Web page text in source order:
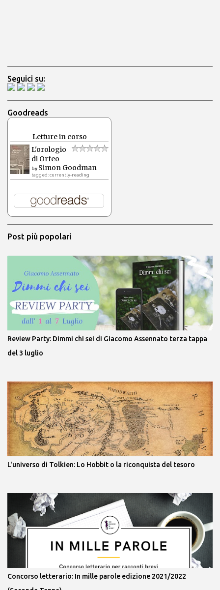
Seguici su:
Goodreads
Letture in corso
L'orologio
di Orfeo
by Simon Goodman
tagged: currently-reading
Post più popolari
Review Party: Dimmi chi sei di Giacomo Assennato terza tappa
del 3 luglio
L'universo di Tolkien: Lo Hobbit o la riconquista del tesoro
Concorso letterario: In mille parole edizione 2021/2022